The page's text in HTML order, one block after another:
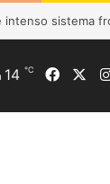
intenso sistema
14 ℃